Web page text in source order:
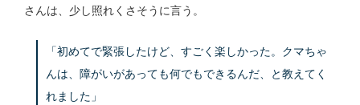
さんは、少し照れくさそうに言う。
「初めてで緊張したけど、すごく楽しかった。クマちゃ
んは、障がいがあっても何でもできるんだ、と教えてく
れました」